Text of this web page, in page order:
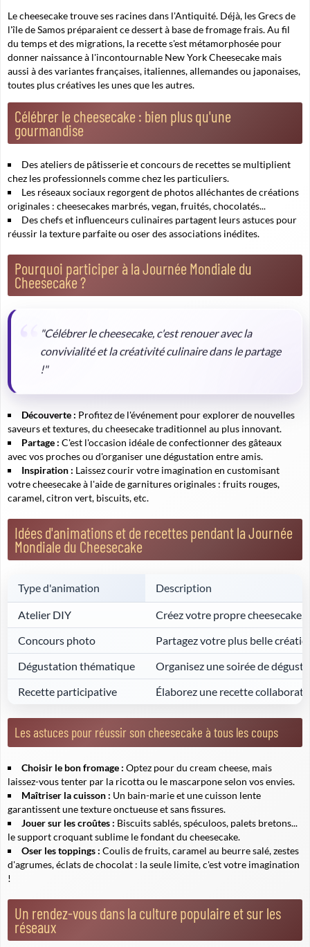
Le cheesecake trouve ses racines dans l'Antiquité. Déjà, les Grecs de
l'île de Samos préparaient ce dessert à base de fromage frais. Au fil
du temps et des migrations, la recette s'est métamorphosée pour
donner naissance à l'incontournable New York Cheesecake mais
aussi à des variantes françaises, italiennes, allemandes ou japonaises,
toutes plus créatives les unes que les autres.
Célébrer le cheesecake : bien plus qu'une
gourmandise
Des ateliers de pâtisserie et concours de recettes se multiplient
chez les professionnels comme chez les particuliers.
Les réseaux sociaux regorgent de photos alléchantes de créations
originales : cheesecakes marbrés, vegan, fruités, chocolatés...
Des chefs et influenceurs culinaires partagent leurs astuces pour
réussir la texture parfaite ou oser des associations inédites.
Pourquoi participer à la Journée Mondiale du
Cheesecake ?
"Célébrer le cheesecake, c'est renouer avec la
convivialité et la créativité culinaire dans le partage
!"
Découverte : Profitez de l'événement pour explorer de nouvelles
saveurs et textures, du cheesecake traditionnel au plus innovant.
Partage : C'est l'occasion idéale de confectionner des gâteaux
avec vos proches ou d'organiser une dégustation entre amis.
Inspiration : Laissez courir votre imagination en customisant
votre cheesecake à l'aide de garnitures originales : fruits rouges,
caramel, citron vert, biscuits, etc.
Idées d'animations et de recettes pendant la Journée
Mondiale du Cheesecake
Type d'animation Description
Atelier DIY
Créez votre propre
Concours photo
Partagez votre plus belle
Dégustation thématique
Organisez une soirée de
Recette participative
Élaborez une recette
Les astuces pour réussir son cheesecake à tous les coups
Choisir le bon fromage : Optez pour du cream cheese, mais
laissez-vous tenter par la ricotta ou le mascarpone selon vos envies.
Maîtriser la cuisson : Un bain-marie et une cuisson lente
garantissent une texture onctueuse et sans fissures.
Jouer sur les croûtes : Biscuits sablés, spéculoos, palets bretons...
le support croquant sublime le fondant du cheesecake.
Oser les toppings : Coulis de fruits, caramel au beurre salé, zestes
d'agrumes, éclats de chocolat : la seule limite, c'est votre imagination
!
Un rendez-vous dans la culture populaire et sur les
réseaux